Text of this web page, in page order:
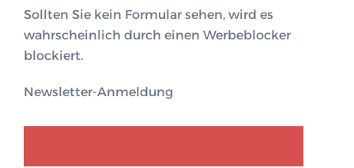
Sollten Sie kein Formular sehen, wird es
wahrscheinlich durch einen Werbeblocker
blockiert.
Newsletter-Anmeldung